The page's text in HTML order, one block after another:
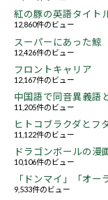
紅の豚の英語タイト
12,860件のビュー
スーパーにあった鯨
12,426件のビュー
フロントキャリア
12,167件のビュー
中国語で同音異義語
11,205件のビュー
ヒトコブラクダとフ
11,122件のビュー
ドラゴンボールの漫
10,106件のビュー
「ドンマイ」「オ
9,533件のビュー